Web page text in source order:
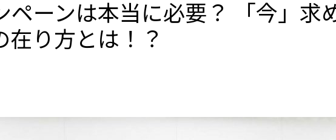
ペーンは本当に必要？ 「今」求
り方とは！？